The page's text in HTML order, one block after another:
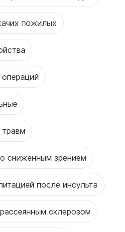
пожилых
сниженным зрением
после инсульта
склерозом